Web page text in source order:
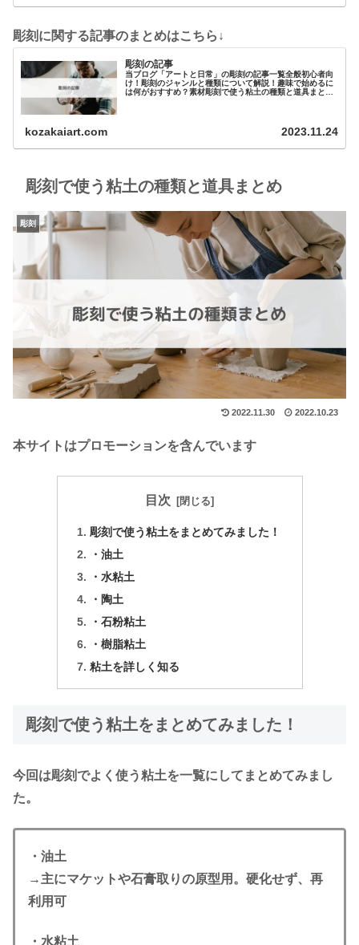
彫刻に関する記事のまとめはこちら↓
彫刻の記事
当ブログ「アートと日常」の彫刻の記事一覧全般初心者向
け！彫刻のジャンルと種類について解説！趣味で始めるに
は何がおすすめ？素材彫刻で使う粘土の種類と道具まとめ
kozakaiart.com 2023.11.24
彫刻で使う粘土の種類と道具まとめ
彫刻
2022.11.30 2022.10.23
本サイトはプロモーションを含んでいます
目次
彫刻で使う粘土をまとめてみました！
・油土
・水粘土
・陶土
・石粉粘土
・樹脂粘土
粘土を詳しく知る
彫刻で使う粘土をまとめてみました！
今回は彫刻でよく使う粘土を一覧にしてまとめてみまし
た。
・油土
→主にマケットや石膏取りの原型用。硬化せず、再
利用可
・水粘土